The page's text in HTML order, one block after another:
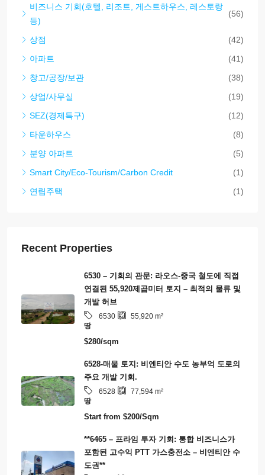
비즈니스 기회(호텔, 리조트, 게스트하우스, 레스토랑
등)
(56)
상점
(42)
아파트
(41)
창고/공장/보관
(38)
상업/사무실
(19)
SEZ(경제특구)
(12)
타운하우스
(8)
분양 아파트
(5)
Smart City/Eco-Tourism/Carbon Credit
(1)
연립주택
(1)
Recent Properties
6530 – 기회의 관문: 라오스-중국 철도에 직접
연결된 55,920제곱미터 토지 – 최적의 물류 및
개발 허브
6530 55,920 m²
땅
$280/sqm
6528-매물 토지: 비엔티안 수도 농부억 도로의
주요 개발 기회.
6528 77,594 m²
땅
Start from $200/Sqm
**6465 – 프라임 투자 기회: 통합 비즈니스가
포함된 고수익 PTT 가스충전소 – 비엔티안 수
도권**